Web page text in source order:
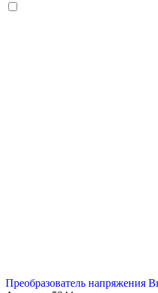
Преобразователь напряжения